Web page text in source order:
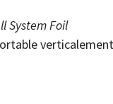
System Foil